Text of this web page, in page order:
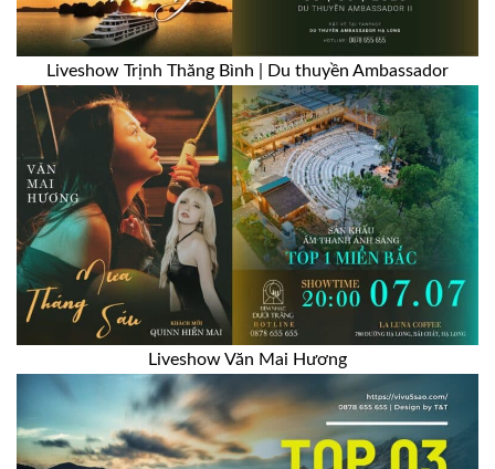
Liveshow Trịnh Thăng Bình | Du thuyền Ambassador
Liveshow Văn Mai Hương